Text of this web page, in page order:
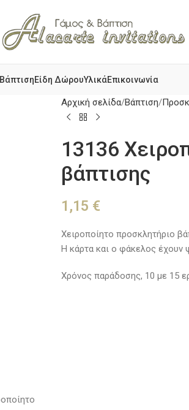
ΒάπτισηΕίδη ΔώρουΥλικάΕπικοινωνία
Αρχική σελίδα Βάπτιση
13136
βάπτισης
1,15 €
Χειροποίητο προσκλητήριο
Η κάρτα και ο φάκελος έχουν
Χρόνος παράδοσης, 10 με 15